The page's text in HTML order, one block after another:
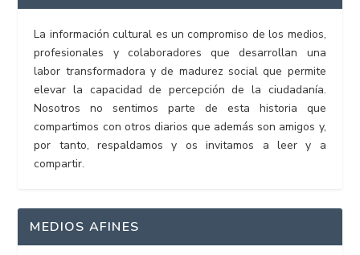
La información cultural es un compromiso de los medios,
profesionales y colaboradores que desarrollan una
labor transformadora y de madurez social que permite
elevar la capacidad de percepción de la ciudadanía.
Nosotros no sentimos parte de esta historia que
compartimos con otros diarios que además son amigos y,
por tanto, respaldamos y os invitamos a leer y a
compartir.
MEDIOS AFINES